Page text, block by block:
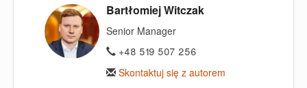
Bartłomiej Witczak
Senior Manager
+48 519 507 256
Skontaktuj się z autorem